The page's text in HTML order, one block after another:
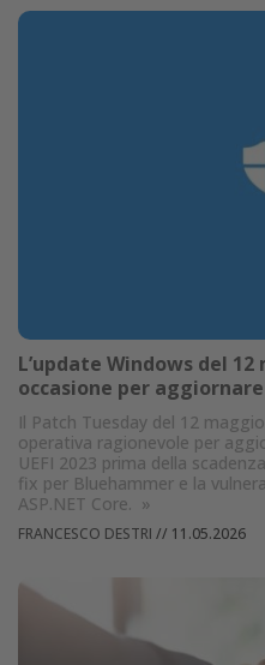
L’update Windows del
occasione per
Il Patch Tuesday del 12
operativa ragionevole per
UEFI 2023 prima della
fix per Bluehammer e la
ASP.NET Core. »
FRANCESCO DESTRI // 11.05.2026